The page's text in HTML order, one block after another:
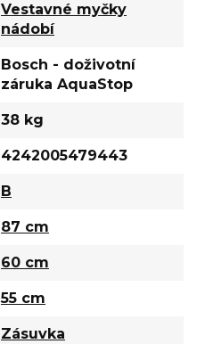
Vestavné myčky
nádobí
Bosch - doživotní
záruka AquaStop
38 kg
4242005479443
B
87 cm
60 cm
55 cm
Zásuvka